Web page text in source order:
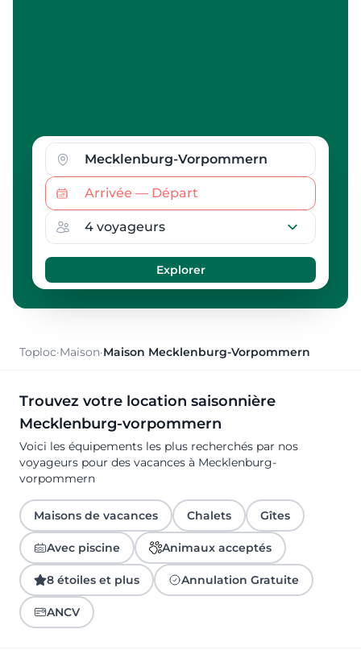
Toploc·Maison·Maison Mecklenburg-Vorpommern
Trouvez votre location saisonnière
Mecklenburg-vorpommern
Voici les équipements les plus recherchés par nos
voyageurs pour des vacances à Mecklenburg-
vorpommern
Maisons de vacances Chalets Gîtes
Avec piscine Animaux acceptés
8 étoiles et plus Annulation Gratuite
ANCV